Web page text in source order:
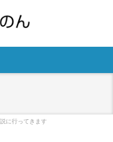
００
に行ってきます